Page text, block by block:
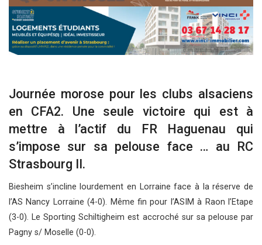
Journée morose pour les clubs alsaciens
en CFA2. Une seule victoire qui est à
mettre à l’actif du FR Haguenau qui
s’impose sur sa pelouse face … au RC
Strasbourg II.
Biesheim s’incline lourdement en Lorraine face à la réserve de
l’AS Nancy Lorraine (4-0). Même fin pour l’ASIM à Raon l’Etape
(3-0). Le Sporting Schiltigheim est accroché sur sa pelouse par
Pagny s/ Moselle (0-0).